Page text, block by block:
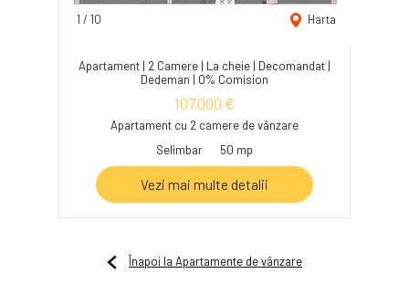
1 / 10 Harta
Apartament | 2 Camere | La cheie | Decomandat |
Dedeman | 0% Comision
107,000 €
Apartament cu 2 camere de vânzare
Selimbar
50 mp
Vezi mai multe detalii
Înapoi la Apartamente de vânzare